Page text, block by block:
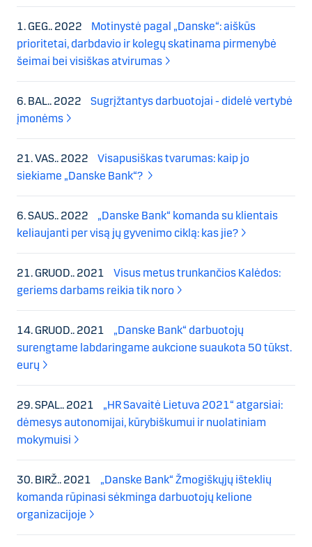
1. GEG.. 2022
Motinystė pagal „Danske“: aiškūs
prioritetai, darbdavio ir kolegų skatinama pirmenybė
šeimai bei visiškas atvirumas
6. BAL.. 2022
Sugrįžtantys darbuotojai - didelė vertybė
įmonėms
21. VAS.. 2022
Visapusiškas tvarumas: kaip jo
siekiame „Danske Bank“?
6. SAUS.. 2022
„Danske Bank“ komanda su klientais
keliaujanti per visą jų gyvenimo ciklą: kas jie?
21. GRUOD.. 2021
Visus metus trunkančios Kalėdos:
geriems darbams reikia tik noro
14. GRUOD.. 2021
„Danske Bank“ darbuotojų
surengtame labdaringame aukcione suaukota 50 tūkst.
eurų
29. SPAL.. 2021
„HR Savaitė Lietuva 2021“ atgarsiai:
dėmesys autonomijai, kūrybiškumui ir nuolatiniam
mokymuisi
30. BIRŽ.. 2021
„Danske Bank“ Žmogiškųjų išteklių
komanda rūpinasi sėkminga darbuotojų kelione
organizacijoje